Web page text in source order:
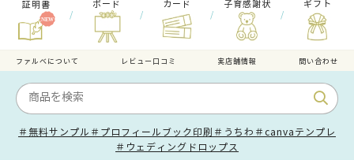
証明書
/
ボード
/
カード
/
子育感謝状
/
ギフト
ファルべについて レビュー口コミ 実店舗情報 問い合わせ
＃無料サンプル ＃プロフィールブック印刷 ＃うちわ ＃canvaテンプレ
＃ウェディングドロップス